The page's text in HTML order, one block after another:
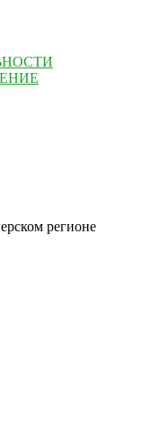
регионе